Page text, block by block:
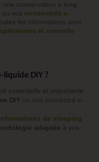
une conservation à long
ou vos concentrés e-
les informations sont
et conseils
DIY ?
essentielle et importante
DIY ou son concentré e-
de steeping
adaptée à vos